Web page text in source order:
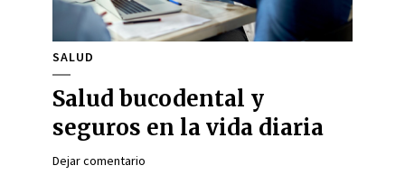
SALUD
Salud bucodental y
seguros en la vida diaria
Dejar comentario